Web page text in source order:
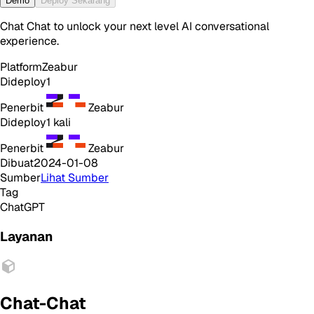
Chat Chat to unlock your next level AI conversational
experience.
PlatformZeabur
Dideploy1
Penerbit
Zeabur
Dideploy1 kali
Penerbit
Zeabur
Dibuat2024-01-08
SumberLihat Sumber
Tag
ChatGPT
Layanan
Chat-Chat